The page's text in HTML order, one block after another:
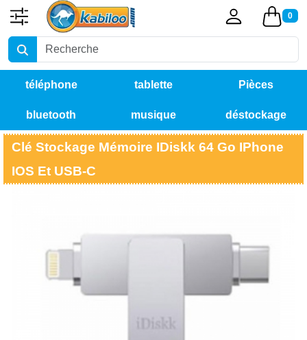
0
téléphone tablette Pièces
détachées
bluetooth musique déstockage
Clé Stockage Mémoire IDiskk 64 Go IPhone
IOS Et USB-C